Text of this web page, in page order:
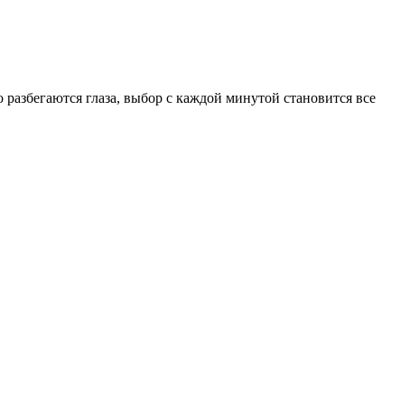
глаза, выбор с каждой минутой становится все